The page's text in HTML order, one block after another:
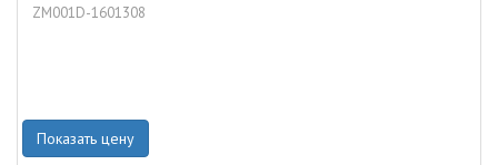
ZM001D-1601308
Показать цену